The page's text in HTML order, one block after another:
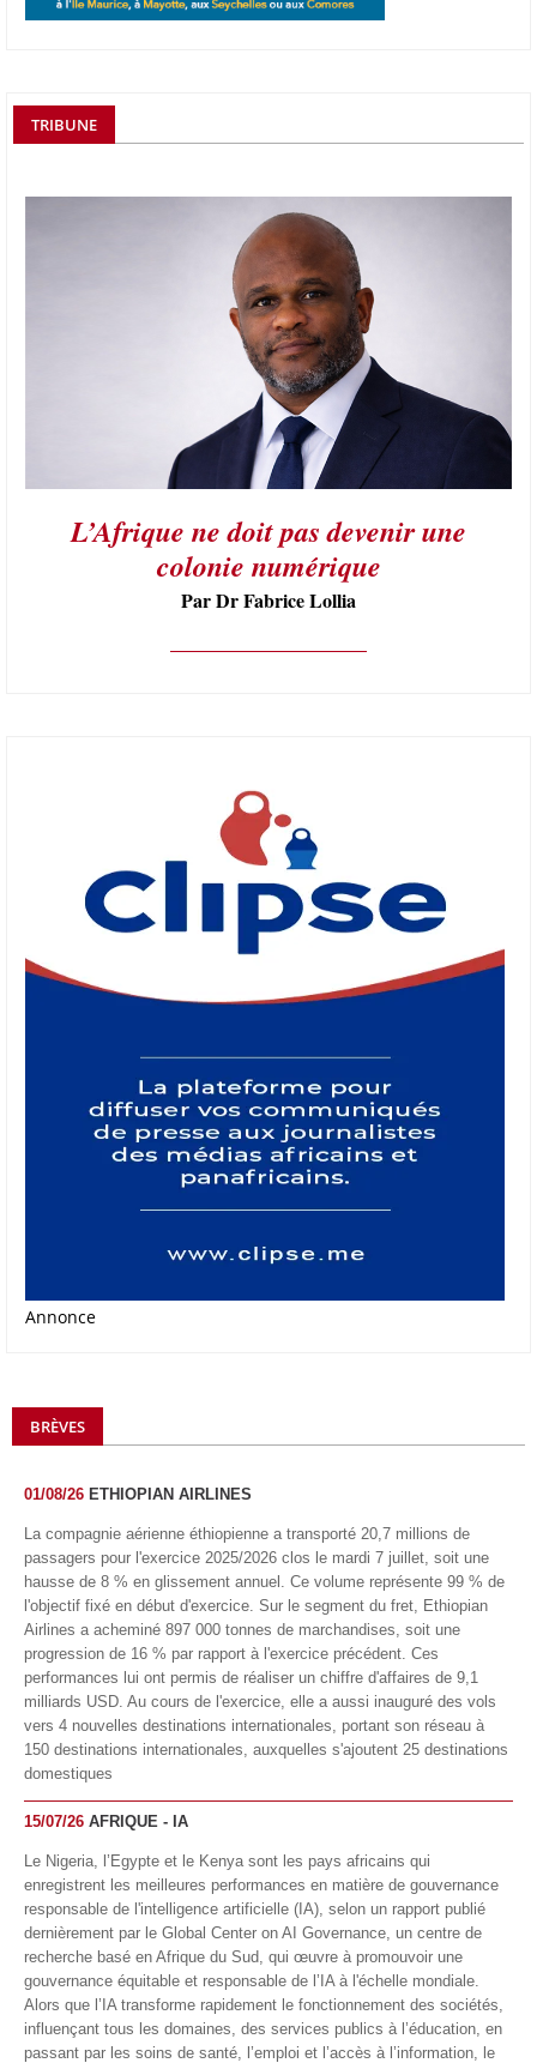
TRIBUNE
L’Afrique ne doit pas devenir une
colonie numérique
Par Dr Fabrice Lollia
Annonce
BRÈVES
01/08/26 ETHIOPIAN AIRLINES
La compagnie aérienne éthiopienne a transporté 20,7 millions de
passagers pour l'exercice 2025/2026 clos le mardi 7 juillet, soit une
hausse de 8 % en glissement annuel. Ce volume représente 99 % de
l'objectif fixé en début d'exercice. Sur le segment du fret, Ethiopian
Airlines a acheminé 897 000 tonnes de marchandises, soit une
progression de 16 % par rapport à l'exercice précédent. Ces
performances lui ont permis de réaliser un chiffre d'affaires de 9,1
milliards USD. Au cours de l'exercice, elle a aussi inauguré des vols
vers 4 nouvelles destinations internationales, portant son réseau à
150 destinations internationales, auxquelles s'ajoutent 25 destinations
domestiques
15/07/26 AFRIQUE - IA
Le Nigeria, l’Egypte et le Kenya sont les pays africains qui
enregistrent les meilleures performances en matière de gouvernance
responsable de l'intelligence artificielle (IA), selon un rapport publié
dernièrement par le Global Center on AI Governance, un centre de
recherche basé en Afrique du Sud, qui œuvre à promouvoir une
gouvernance équitable et responsable de l’IA à l'échelle mondiale.
Alors que l’IA transforme rapidement le fonctionnement des sociétés,
influençant tous les domaines, des services publics à l’éducation, en
passant par les soins de santé, l’emploi et l’accès à l’information, le